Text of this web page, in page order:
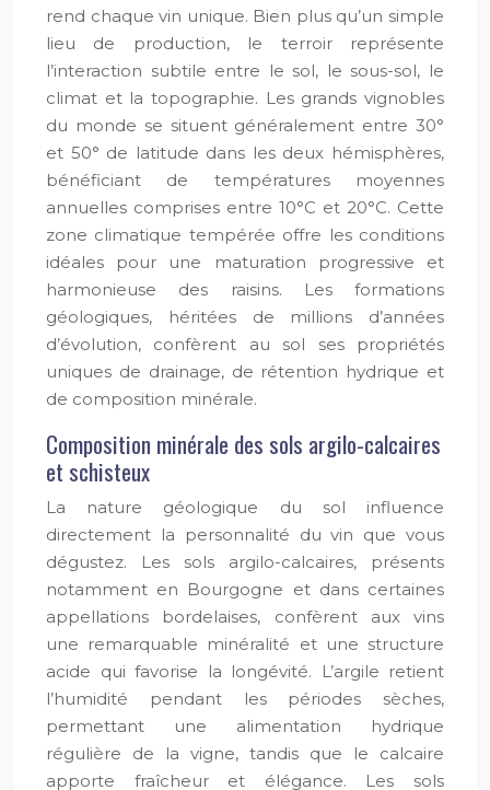
rend chaque vin unique. Bien plus qu’un simple
lieu de production, le terroir représente
l’interaction subtile entre le sol, le sous-sol, le
climat et la topographie. Les grands vignobles
du monde se situent généralement entre 30°
et 50° de latitude dans les deux hémisphères,
bénéficiant de températures moyennes
annuelles comprises entre 10°C et 20°C. Cette
zone climatique tempérée offre les conditions
idéales pour une maturation progressive et
harmonieuse des raisins. Les formations
géologiques, héritées de millions d’années
d’évolution, confèrent au sol ses propriétés
uniques de drainage, de rétention hydrique et
de composition minérale.
Composition minérale des sols argilo-calcaires
et schisteux
La nature géologique du sol influence
directement la personnalité du vin que vous
dégustez. Les sols argilo-calcaires, présents
notamment en Bourgogne et dans certaines
appellations bordelaises, confèrent aux vins
une remarquable minéralité et une structure
acide qui favorise la longévité. L’argile retient
l’humidité pendant les périodes sèches,
permettant une alimentation hydrique
régulière de la vigne, tandis que le calcaire
apporte fraîcheur et élégance. Les sols